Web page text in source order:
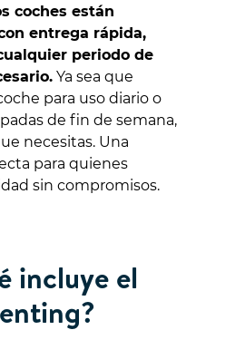
coches están
entrega rápida,
periodo de
Ya sea que
para uso diario o
de fin de semana,
necesitas. Una
para quienes
sin compromisos.
incluye el